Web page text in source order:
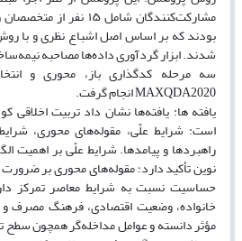
مشارکت‌کنندگان شامل ۱۵
بودند که بر اساس اصل اشباع نظری و با
شدند. ابزار گردآوری داده‌ها مصاحبه
سه مرحله کدگذاری باز، محوری و
MAXQDA2020 انجام گرفت.
یافته ها: یافته‌ها نشان داد تربیت
است: شرایط علّی، مقوله‌های محوری،
راهبردها و پیامدها. شرایط علّی بر اهمیت
نوین تأکید دارد؛ مقوله‌های محوری بر
حساسیت نسبت به شرایط معاصر تمرکز
خانواده، وضعیت اقتصادی، فرهنگ مصرف
مؤثر دانسته و عوامل مداخله‌گر همچون سطح